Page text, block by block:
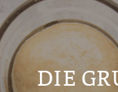
DIE